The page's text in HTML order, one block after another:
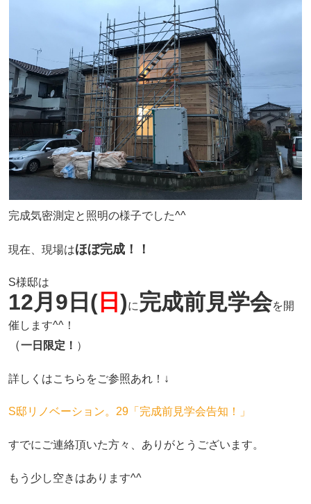
完成気密測定と照明の様子でした^^
現在、現場はほぼ完成！！
S様邸は
12月9日(日 )に 完成前見学会を開
催します^^！
（一日限定 ！ ）
詳しくはこちらをご参照あれ！↓
S邸リノベーション。29「完成前見学会告知！」
すでにご連絡頂いた方々、ありがとうございます。
もう少し空きはあります^^